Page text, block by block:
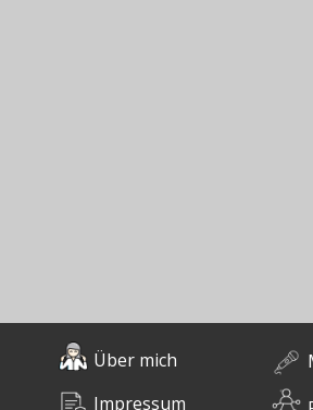
Über mich
Impressum